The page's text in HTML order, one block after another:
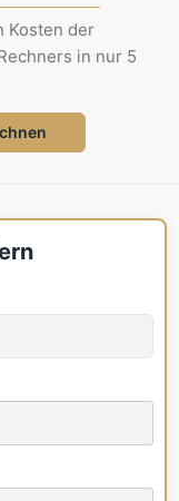
Kosten der
in nur 5